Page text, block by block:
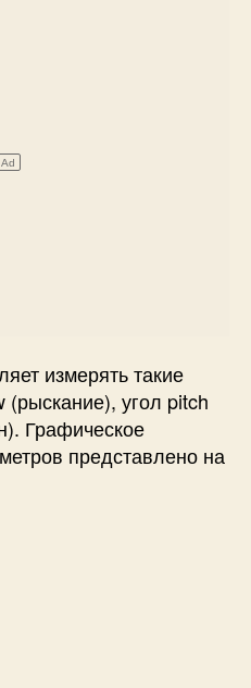
измерять такие
(рыскание), угол pitch
Графическое
представлено на